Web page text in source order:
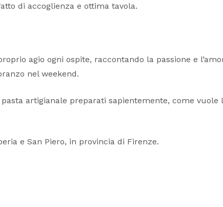
di accoglienza e ottima tavola.
agio ogni ospite, raccontando la passione e
nel weekend.
artigianale preparati sapientemente, come vuole
e San Piero, in provincia di Firenze.